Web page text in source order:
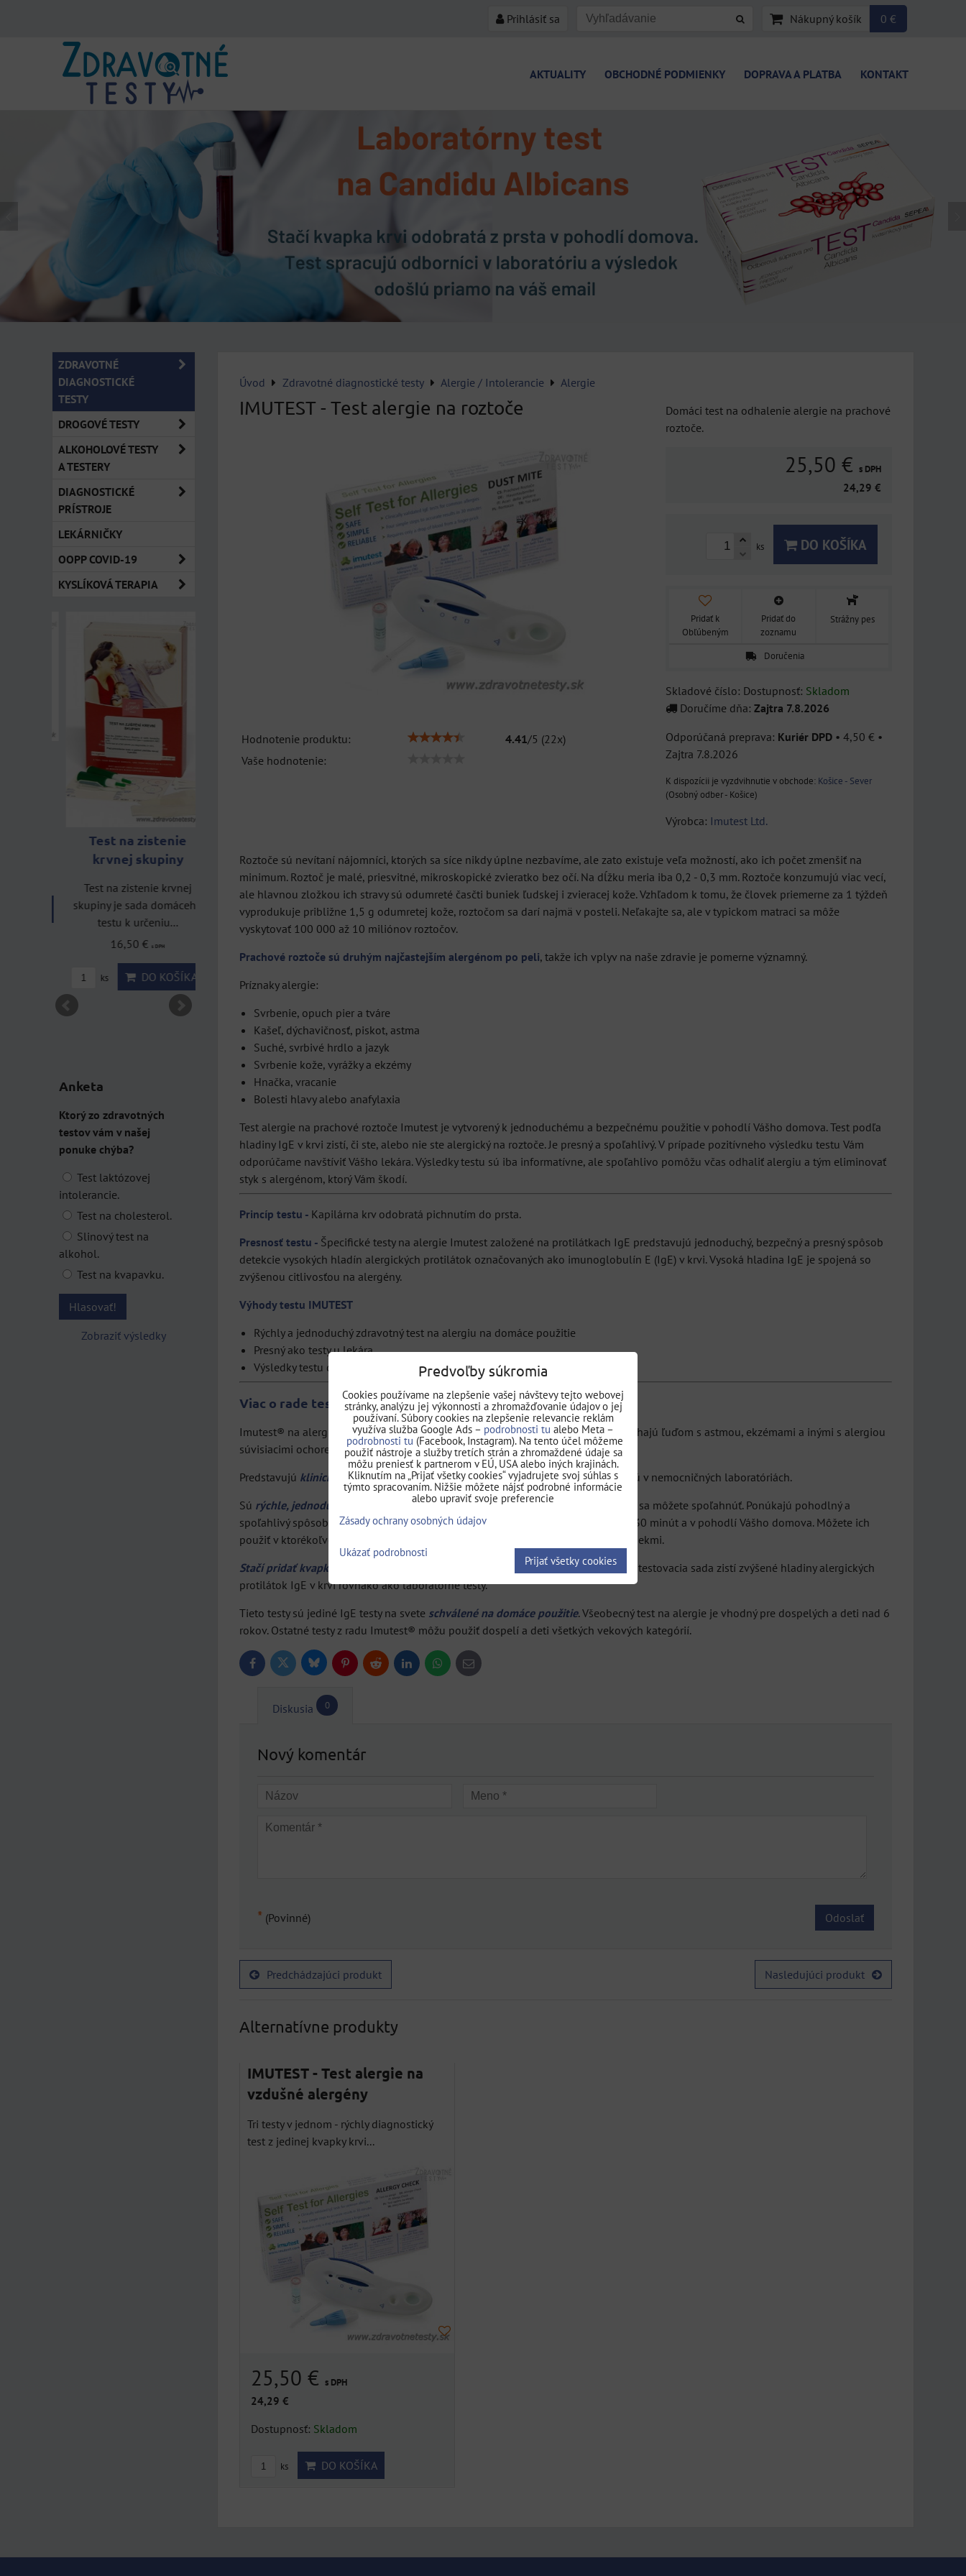
Prihlásiť sa Nákupný košík 0 €
AKTUALITY OBCHODNÉ PODMIENKY DOPRAVA A PLATBA KONTAKT
Úvod Zdravotné diagnostické testy Alergie / Intolerancie Alergie
IMUTEST - Test alergie na roztoče
Hodnotenie produktu: 4.41/5 (22x)
Vaše hodnotenie:
Domáci test na odhalenie alergie na prachové
roztoče.
25,50 € s DPH
24,29 €
ks DO KOŠÍKA
Pridať k
Obľúbeným
Pridať do
zoznamu
Strážny pes
Doručenia
Skladové číslo: Dostupnosť: Skladom
Doručíme dňa: Zajtra 7.8.2026
Kuriér DPD • 4,50 € •
Zajtra 7.8.2026
Košice - Sever
(Osobný odber - Košice)
Výrobca: Imutest Ltd.
Roztoče sú nevítaní nájomníci, ktorých sa síce nikdy úplne nezbavíme, ale zato existuje veľa možností, ako ich počet zmenšiť na
minimum. Roztoč je malé, priesvitné, mikroskopické zvieratko bez očí. Na dĺžku meria iba 0,2 - 0,3 mm. Roztoče konzumujú viac vecí,
ale hlavnou zložkou ich stravy sú odumreté časčti buniek ľudskej i zvieracej kože. Vzhľadom k tomu, že človek priemerne za 1 týždeň
vyprodukuje približne 1,5 g odumretej kože, roztočom sa darí najmä v posteli. Neľakajte sa, ale v typickom matraci sa môže
vyskytovať 100 000 až 10 miliónov roztočov.
Prachové roztoče sú druhým najčastejším alergénom po peli, takže ich vplyv na naše zdravie je pomerne významný.
Príznaky alergie:
Svrbenie, opuch pier a tváre
Kašeľ, dýchavičnosť, piskot, astma
Suché, svrbivé hrdlo a jazyk
Svrbenie kože, vyrážky a ekzémy
Hnačka, vracanie
Bolesti hlavy alebo anafylaxia
Test alergie na prachové roztoče Imutest je vytvorený k jednoduchému a bezpečnému použitie v pohodlí Vášho domova. Test podľa
hladiny IgE v krvi zistí, či ste, alebo nie ste alergický na roztoče. Je presný a spoľahlivý. V prípade pozitívneho výsledku testu Vám
odporúčame navštíviť Vášho lekára. Výsledky testu sú iba informatívne, ale spoľahlivo pomôžu včas odhaliť alergiu a tým eliminovať
styk s alergénom, ktorý Vám škodí.
Princíp testu - Kapilárna krv odobratá pichnutím do prsta.
Presnosť testu - Špecifické testy na alergie Imutest založené na protilátkach IgE predstavujú jednoduchý, bezpečný a presný spôsob
detekcie vysokých hladín alergických protilátok označovaných ako imunoglobulín E (IgE) v krvi. Vysoká hladina IgE je spojená so
zvýšenou citlivosťou na alergény.
Výhody testu IMUTEST
Rýchly a jednoduchý zdravotný test na alergiu na domáce použitie
Presný ako testy u lekára
Výsledky testu do 30 minút - nie je potrebné čakať na výsledky niekoľko dní
Viac o rade testov IMUTEST
Imutest® na alergie je kompletný rad domácich preventívnych testov, ktoré pomáhajú ľuďom s astmou, ekzémami a inými s alergiou
súvisiacimi ochoreniami zistiť, čo by mohlo byť spúšťačom ich príznakov.
Predstavujú klinicky overené IgE krvné testyalergií, presne také, aké sa používajú v nemocničných laboratóriách.
Sú rýchle, jednoduché, bezpečné a poskytujú klinickyoverené výsledky
, na ktoré sa môžete spoľahnúť. Ponúkajú pohodlný a
spoľahlivý spôsob ako zistiť, na ktoré z najčastejších alergénov ste citlivý a to do 30 minút a v pohodlí Vášho domova. Môžete ich
použiť v ktorékoľvek ročné obdobie a Váš výsledok nie je ovplyvnený užívanými liekmi.
Stačí pridať kvapku krvi
získanú bezpečne a ľahko z pichnutia do prsta. Imutest® testovacia sada zistí zvýšené hladiny alergických
protilátok IgE v krvi rovnako ako laboratórne testy.
Tieto testy sú jediné IgE testy na svete schválené na domáce použitie. Všeobecný test na alergie je vhodný pre dospelých a deti nad 6
rokov. Ostatné testy z radu Imutest® môžu použiť dospelí a deti všetkých vekových kategórií.
FacebookTwitter BlueskyPinterestReddit LinkedInWhatsApp
E-
mail
Diskusia 0
Nový komentár
* (Povinné) Odoslať
Predchádzajúci produkt Nasledujúci produkt
Alternatívne produkty
IMUTEST - Test alergie na
vzdušné alergény
Tri testy v jednom - rýchly diagnostický
test z jedinej kvapky krvi...
25,50 € s DPH
24,29 €
Dostupnosť: Skladom
ks DO KOŠÍKA
ZDRAVOTNÉ
DIAGNOSTICKÉ
TESTY
DROGOVÉ TESTY
ALKOHOLOVÉ TESTY
A TESTERY
DIAGNOSTICKÉ
PRÍSTROJE
LEKÁRNIČKY
OOPP COVID-19
KYSLÍKOVÁ TERAPIA
Test na zistenie
krvnej skupiny
Test na zistenie krvnej
skupiny je sada domáceho
testu k určeniu...
16,50 €s DPH
ks DO KOŠÍKA
Hepatitída C test
25,83 €
s DPH
DO KOŠÍKA
iScreen® 9 -
14,60 € s DPH
DO KOŠÍKA
9,20 €
s DPH
Alkohol tester AF 20
Nový vysokopresný tester
alkoholu s
elektrochemickým čidlom
DO KOŠÍKA
ako nádcha,...
24,50 €
Anketa
Ktorý zo zdravotných
testov vám v našej
ponuke chýba?
Test laktózovej
intolerancie.
Test na cholesterol.
Slinový test na
alkohol.
Test na kvapavku.
Hlasovať!
Zobraziť výsledky
Predvoľby súkromia
Cookies používame na zlepšenie vašej návštevy tejto webovej
stránky, analýzu jej výkonnosti a zhromažďovanie údajov o jej
používaní. Súbory cookies na zlepšenie relevancie reklám
využíva služba Google Ads – podrobnosti tu alebo Meta –
podrobnosti tu (Facebook, Instagram). Na tento účel môžeme
použiť nástroje a služby tretích strán a zhromaždené údaje sa
môžu preniesť k partnerom v EÚ, USA alebo iných krajinách.
Kliknutím na „Prijať všetky cookies“ vyjadrujete svoj súhlas s
týmto spracovaním. Nižšie môžete nájsť podrobné informácie
alebo upraviť svoje preferencie
Zásady ochrany osobných údajov
Ukázať podrobnosti
Prijať všetky cookies